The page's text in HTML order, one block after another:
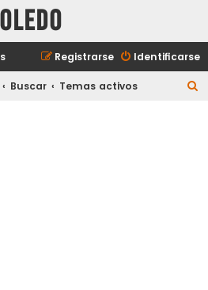
Identificarse
Registrarse
Buscar Temas activos